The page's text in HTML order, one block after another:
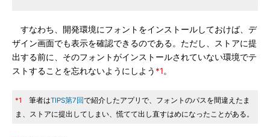
すなわち、開発環境にフォントをインストールしておけば、デ
ザイン画面でも表示を確認できるのである。ただし、ストアに提
出する前に、そのフォントがインストールされていない環境でテ
ストすることを忘れないようにしよう *1。
*1 筆者はTIPS第7回で紹介したアプリで、フォントのパスを間違えたま
ま、ストアに提出してしまい、慌てて出し直すはめになったことがある。